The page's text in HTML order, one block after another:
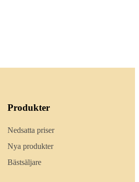
Produkter
Nedsatta priser
Nya produkter
Bästsäljare